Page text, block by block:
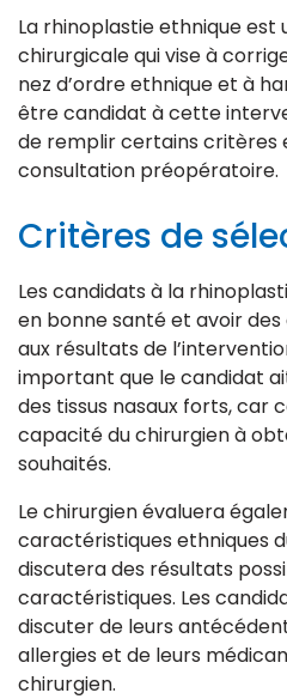
La rhinoplastie ethnique est
chirurgicale qui vise à
nez d’ordre ethnique et à
être candidat à cette
de remplir certains critères
consultation préopératoire.
Critères de
Les candidats à la
en bonne santé et avoir
aux résultats de
important que le candidat
des tissus nasaux forts, car
capacité du chirurgien à
souhaités.
Le chirurgien évaluera
caractéristiques ethniques
discutera des résultats
caractéristiques. Les
discuter de leurs
allergies et de leurs
chirurgien.